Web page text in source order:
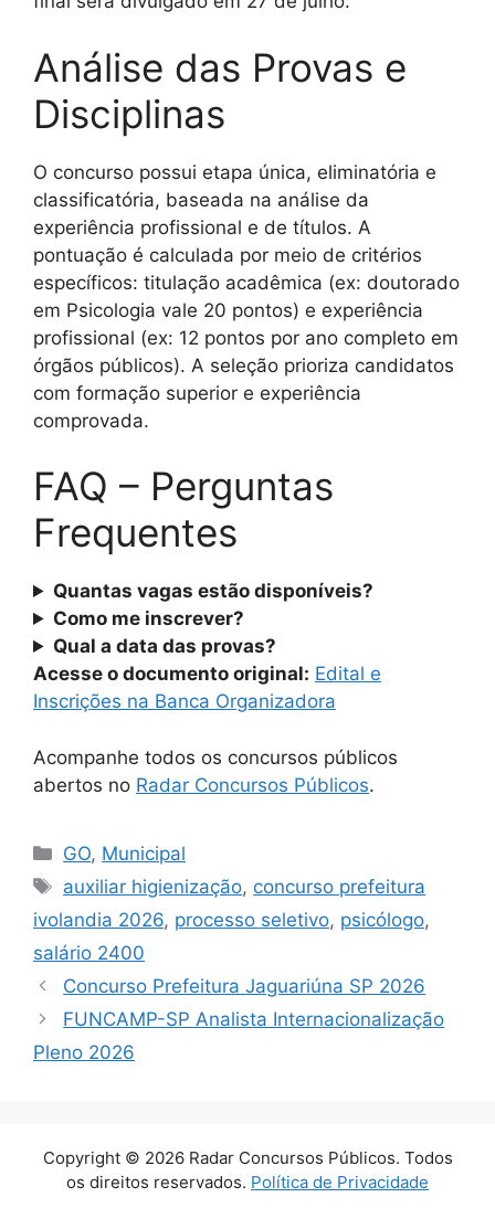
Análise das Provas e
Disciplinas
O concurso possui etapa única, eliminatória e
classificatória, baseada na análise da
experiência profissional e de títulos. A
pontuação é calculada por meio de critérios
específicos: titulação acadêmica (ex: doutorado
em Psicologia vale 20 pontos) e experiência
profissional (ex: 12 pontos por ano completo em
órgãos públicos). A seleção prioriza candidatos
com formação superior e experiência
comprovada.
FAQ – Perguntas
Frequentes
Quantas vagas estão disponíveis?
Como me inscrever?
Qual a data das provas?
Acesse o documento original: Edital e
Inscrições na Banca Organizadora
Acompanhe todos os concursos públicos
abertos no Radar Concursos Públicos.
Categorias
GO, Municipal
Tags
auxiliar higienização, concurso prefeitura
ivolandia 2026, processo seletivo, psicólogo,
salário 2400
Concurso Prefeitura Jaguariúna SP 2026
FUNCAMP-SP Analista Internacionalização
Pleno 2026
Copyright © 2026 Radar Concursos Públicos. Todos
os direitos reservados. Política de Privacidade